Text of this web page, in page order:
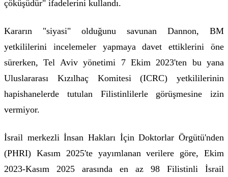
çöküşüdür" ifadelerini kullandı.
Kararın "siyasi" olduğunu savunan Dannon, BM
yetkililerini incelemeler yapmaya davet ettiklerini öne
sürerken, Tel Aviv yönetimi 7 Ekim 2023'ten bu yana
Uluslararası Kızılhaç Komitesi (ICRC) yetkililerinin
hapishanelerde tutulan Filistinlilerle görüşmesine izin
vermiyor.
İsrail merkezli İnsan Hakları İçin Doktorlar Örgütü'nden
(PHRI) Kasım 2025'te yayımlanan verilere göre, Ekim
2023-Kasım 2025 arasında en az 98 Filistinli İsrail